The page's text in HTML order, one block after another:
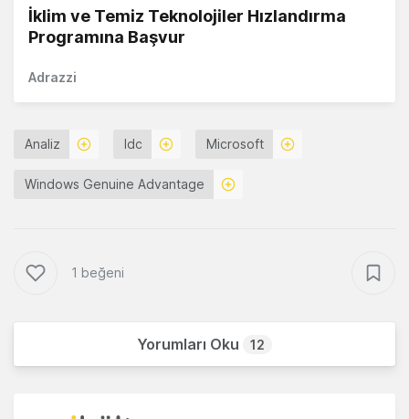
İklim ve Temiz Teknolojiler Hızlandırma
Programına Başvur
Adrazzi
Analiz Idc Microsoft
Windows Genuine Advantage
1 beğeni
Yorumları Oku 12